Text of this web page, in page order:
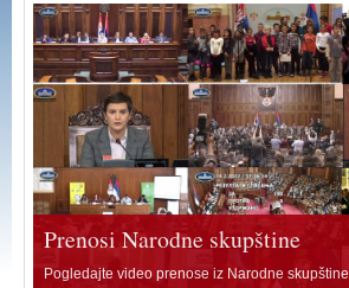
Prenosi Narodne skupštine
Pogledajte video prenose iz Narodne skupštine